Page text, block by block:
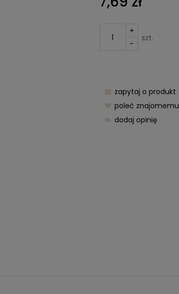
+
-
szt.
zapytaj o produkt
poleć znajomemu
dodaj opinię